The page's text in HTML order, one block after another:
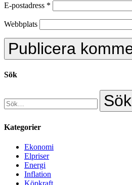
E-postadress *
Webbplats
Sök
Kategorier
Ekonomi
Elpriser
Energi
Inflation
Köpkraft